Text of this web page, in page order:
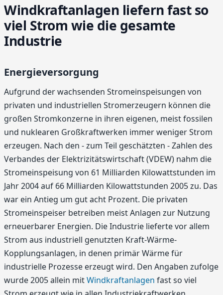
Windkraftanlagen liefern fast so
viel Strom wie die gesamte
Industrie
Energieversorgung
Aufgrund der wachsenden Stromeinspeisungen von
privaten und industriellen Stromerzeugern können die
großen Stromkonzerne in ihren eigenen, meist fossilen
und nuklearen Großkraftwerken immer weniger Strom
erzeugen. Nach den - zum Teil geschätzten - Zahlen des
Verbandes der Elektrizitätswirtschaft (VDEW) nahm die
Stromeinspeisung von 61 Milliarden Kilowattstunden im
Jahr 2004 auf 66 Milliarden Kilowattstunden 2005 zu. Das
war ein Antieg um gut acht Prozent. Die privaten
Stromeinspeiser betreiben meist Anlagen zur Nutzung
erneuerbarer Energien. Die Industrie lieferte vor allem
Strom aus industriell genutzten Kraft-Wärme-
Kopplungsanlagen, in denen primär Wärme für
industrielle Prozesse erzeugt wird. Den Angaben zufolge
wurde 2005 allein mitWindkraftanlagen fast so viel